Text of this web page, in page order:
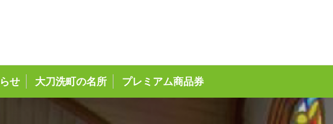
せ 大刀洗町の名所 プレミアム商品券